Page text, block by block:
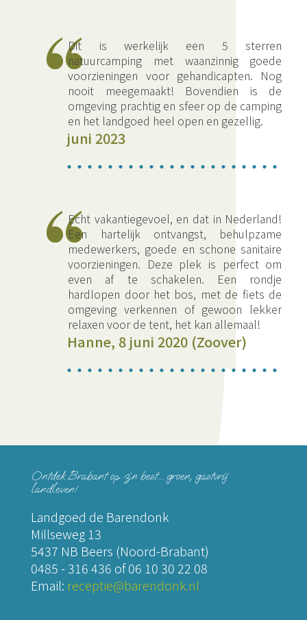
Dit is werkelijk een 5 sterren
natuurcamping met waanzinnig goede
voorzieningen voor gehandicapten. Nog
nooit meegemaakt! Bovendien is de
omgeving prachtig en sfeer op de camping
en het landgoed heel open en gezellig.
juni 2023
Echt vakantiegevoel, en dat in Nederland!
Een hartelijk ontvangst, behulpzame
medewerkers, goede en schone sanitaire
voorzieningen. Deze plek is perfect om
even af te schakelen. Een rondje
hardlopen door het bos, met de fiets de
omgeving verkennen of gewoon lekker
relaxen voor de tent, het kan allemaal!
Hanne, 8 juni 2020 (Zoover)
Ontdek Brabant op z´n best... groen, gastvrij
landleven!
Landgoed de Barendonk
Millseweg 13
5437 NB Beers (Noord-Brabant)
0485 - 316 436 of06 10 30 22 08
Email: receptie@barendonk.nl